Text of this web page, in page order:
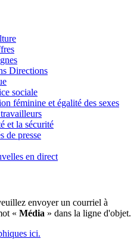
Directions
sociale
féminine et égalité des sexes
et la sécurité
de presse
en direct
envoyer un courriel à
« Média » dans la ligne d'objet.
ici.